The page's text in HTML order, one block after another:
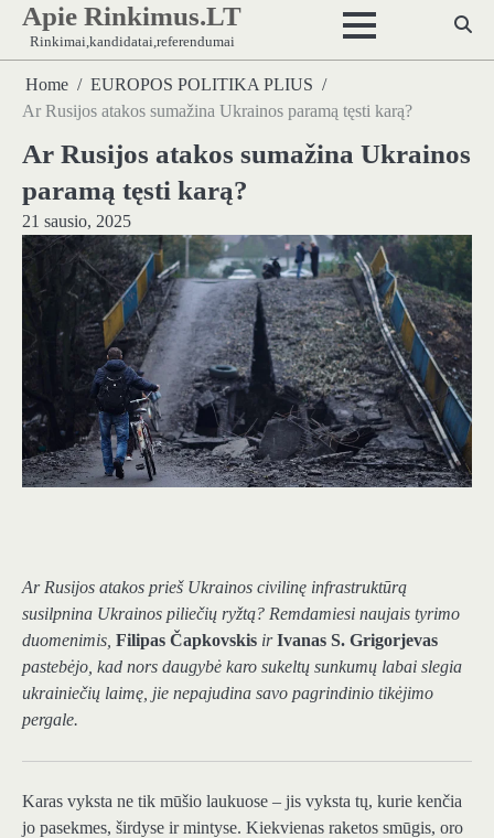
Skip
content
Apie Rinkimus.LT
Rinkimai,kandidatai,referendumai
Home
EUROPOS POLITIKA PLIUS
Ar Rusijos atakos sumažina Ukrainos paramą tęsti karą?
Ar Rusijos atakos sumažina Ukrainos
paramą tęsti karą?
21 sausio, 2025
Ar Rusijos atakos prieš Ukrainos civilinę infrastruktūrą
susilpnina Ukrainos piliečių ryžtą? Remdamiesi naujais tyrimo
duomenimis, Filipas Čapkovskis irIvanas S. Grigorjevas
pastebėjo, kad nors daugybė karo sukeltų sunkumų labai slegia
ukrainiečių laimę, jie nepajudina savo pagrindinio tikėjimo
pergale.
Karas vyksta ne tik mūšio laukuose – jis vyksta tų, kurie kenčia
jo pasekmes, širdyse ir mintyse. Kiekvienas raketos smūgis, oro